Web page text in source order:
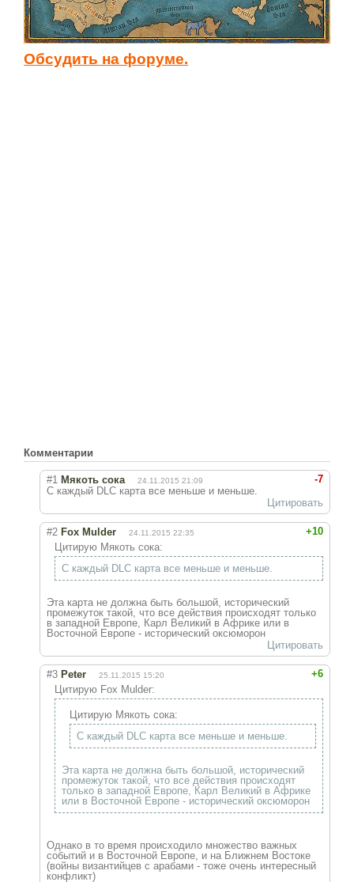
Обсудить на форуме.
Комментарии
-7
#1 Мякоть сока 24.11.2015 21:09
С каждый DLC карта все меньше и меньше.
Цитировать
+10
#2 Fox Mulder 24.11.2015 22:35
Цитирую Мякоть сока:
С каждый DLC карта все меньше и меньше.
Эта карта не должна быть большой, исторический
промежуток такой, что все действия происходят только
в западной Европе, Карл Великий в Африке или в
Восточной Европе - исторический оксюморон
Цитировать
+6
#3 Peter 25.11.2015 15:20
Цитирую Fox Mulder:
Цитирую Мякоть сока:
С каждый DLC карта все меньше и меньше.
Эта карта не должна быть большой, исторический
промежуток такой, что все действия происходят
только в западной Европе, Карл Великий в Африке
или в Восточной Европе - исторический оксюморон
Однако в то время происходило множество важных
событий и в Восточной Европе, и на Ближнем Востоке
(войны византийцев с арабами - тоже очень интересный
конфликт)